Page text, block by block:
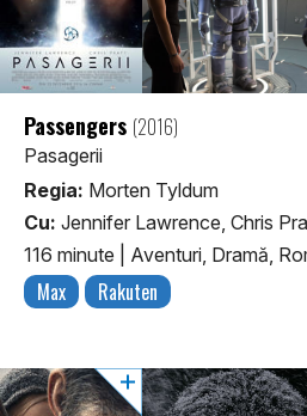
Passengers (2016)
Pasagerii
Regia: Morten Tyldum
Cu: Jennifer Lawrence, Chris
116 minute
Aventuri, Dramă,
Max Rakuten